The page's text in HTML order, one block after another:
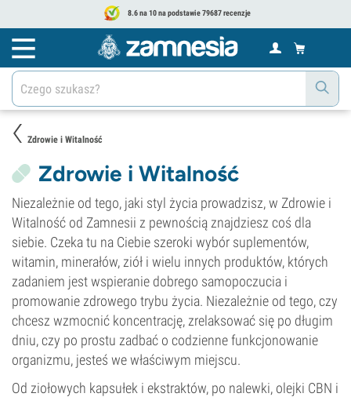
8.6 na 10 na podstawie 79687 recenzje
Zdrowie i Witalność
Zdrowie i Witalność
Niezależnie od tego, jaki styl życia prowadzisz, w Zdrowie i
Witalność od Zamnesii z pewnością znajdziesz coś dla
siebie. Czeka tu na Ciebie szeroki wybór suplementów,
witamin, minerałów, ziół i wielu innych produktów, których
zadaniem jest wspieranie dobrego samopoczucia i
promowanie zdrowego trybu życia. Niezależnie od tego, czy
chcesz wzmocnić koncentrację, zrelaksować się po długim
dniu, czy po prostu zadbać o codzienne funkcjonowanie
organizmu, jesteś we właściwym miejscu.
Od ziołowych kapsułek i ekstraktów, po nalewki, olejki CBN i